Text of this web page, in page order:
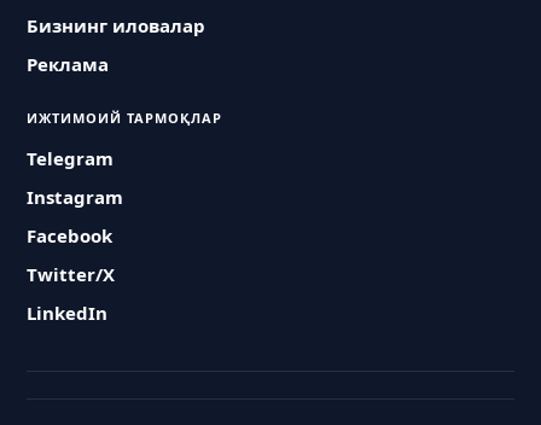
Бизнинг иловалар
Реклама
ИЖТИМОИЙ ТАРМОҚЛАР
Telegram
Instagram
Facebook
Twitter/X
LinkedIn